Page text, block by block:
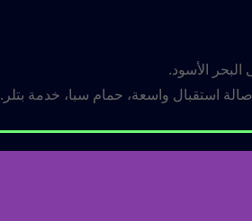
البحر الأسود.
استقبال واسعة، حمام سبا، خدمة بتلر.